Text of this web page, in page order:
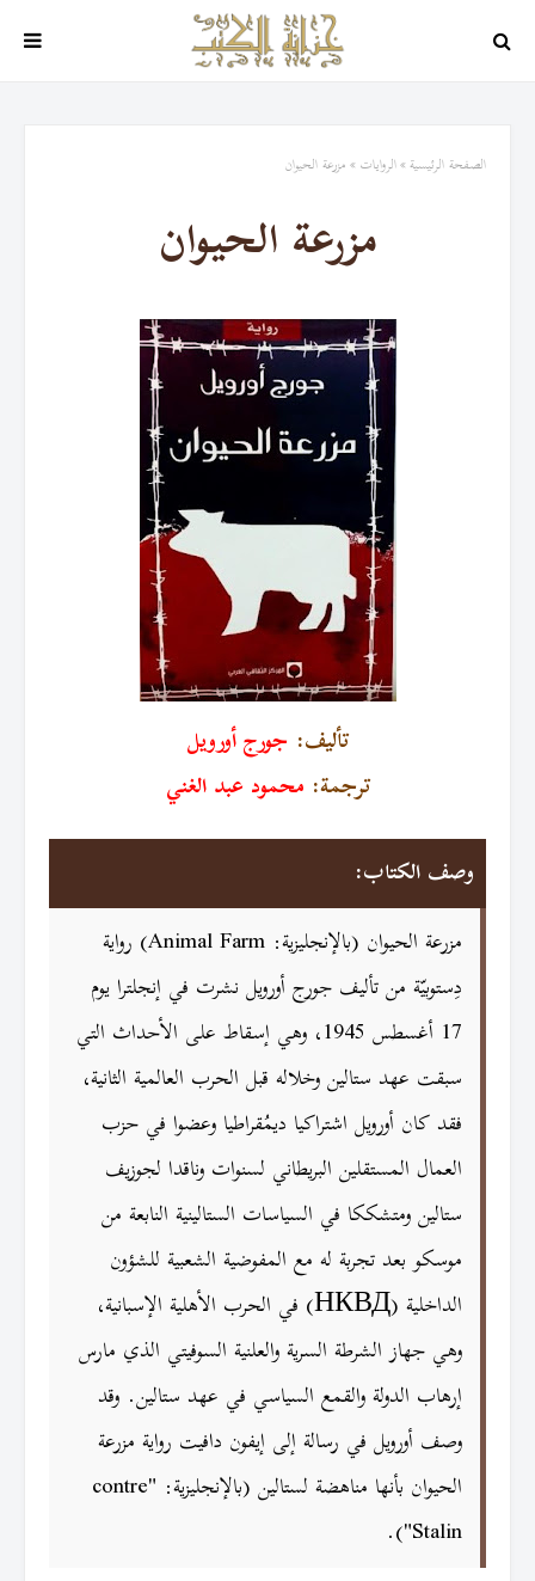
الصفحة الرئيسية الروايات مزرعة الحيوان
مزرعة الحيوان
تأليف: جورج أورويل
ترجمة:محمود عبد الغني
وصف الكتاب:
مزرعة الحيوان (بالإنجليزية: Animal Farm)‏ رواية
دِستوبيّة من تأليف جورج أورويل نشرت في إنجلترا يوم
17 أغسطس 1945، وهي إسقاط على الأحداث التي
سبقت عهد ستالين وخلاله قبل الحرب العالمية الثانية،
فقد كان أورويل اشتراكيا ديمُقراطيا وعضوا في حزب
العمال المستقلين البريطاني لسنوات وناقدا لجوزيف
ستالين ومتشككا في السياسات الستالينية النابعة من
موسكو بعد تجربة له مع المفوضية الشعبية للشؤون
الداخلية (НКВД) في الحرب الأهلية الإسبانية،
وهي جهاز الشرطة السرية والعلنية السوفيتي الذي مارس
إرهاب الدولة والقمع السياسي في عهد ستالين. وقد
وصف أورويل في رسالة إلى إيفون دافيت رواية مزرعة
الحيوان بأنها مناهضة لستالين (بالإنجليزية: "contre
Stalin").